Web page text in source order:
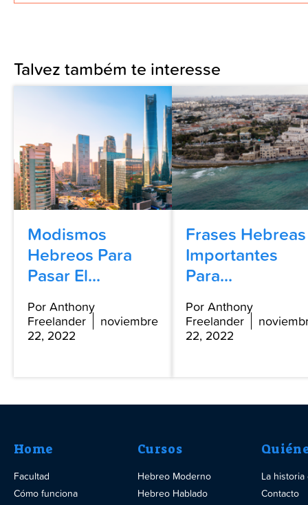
Talvez também te interesse
Modismos
Hebreos Para
Pasar El...
Por Anthony
Freelander
noviembre
22, 2022
Frases Hebreas
Importantes
Para...
Por Anthony
Freelander
22, 2022
Home
Facultad
Cómo funciona
Cursos
Hebreo Moderno
Hebreo Hablado
La
Contacto